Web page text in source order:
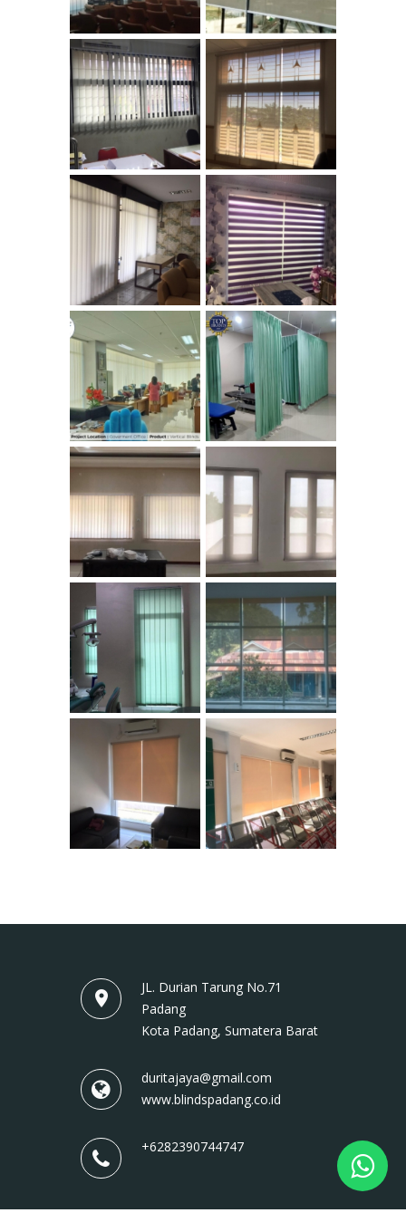
VERTICAL
BLINDS
ROLLER BLINDS
SOLAR SCREEN
VERTICAL
BLINDS
ZEBRA BLINDS
VERTICAL
BLINDS
Gordyn Rumah
Sakit Anti Noda
Darah
Vertical Blinds
ROLLER BLINDS
SOLAR SCREEN
VERTICAL
BLINDS DIM OUT
Produk : Roller
Blinds Sun
Screen Lokasi :
Kantor Bank
Nagari Cabang
Tapan
Roller Blinds
Semi Black Out
KANTOR BPJS
KESEHATAN
Roller Blinds
Semi Black Out
KANTOR BPJS
KESEHATAN
JL. Durian Tarung No.71
Padang
Kota Padang, Sumatera Barat
duritajaya@gmail.com
www.blindspadang.co.id
+6282390744747